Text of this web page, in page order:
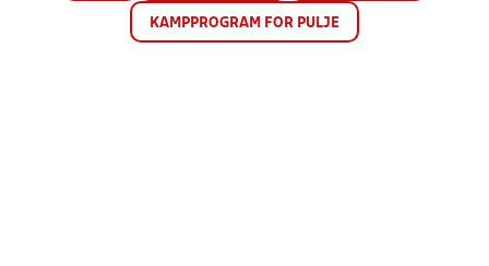
KAMPPROGRAM FOR PULJE